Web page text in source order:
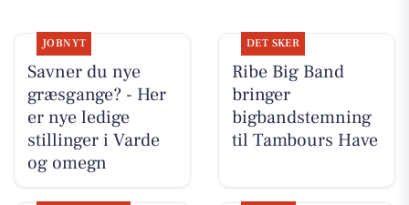
JOBNYT
Savner du nye
græsgange? - Her
er nye ledige
stillinger i Varde
og omegn
DET SKER
Ribe Big Band
bringer
bigbandstemning
til Tambours Have